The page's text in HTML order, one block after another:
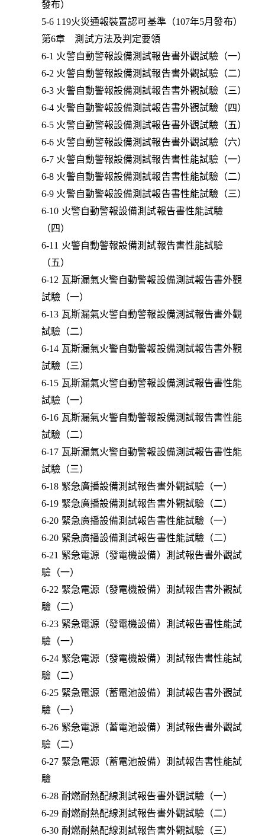
發布）
5-6 119火災通報裝置認可基準（107年5月發布）
第6章 測試方法及判定要領
6-1 火警自動警報設備測試報告書外觀試驗（一）
6-2 火警自動警報設備測試報告書外觀試驗（二）
6-3 火警自動警報設備測試報告書外觀試驗（三）
6-4 火警自動警報設備測試報告書外觀試驗（四）
6-5 火警自動警報設備測試報告書外觀試驗（五）
6-6 火警自動警報設備測試報告書外觀試驗（六）
6-7 火警自動警報設備測試報告書性能試驗（一）
6-8 火警自動警報設備測試報告書性能試驗（二）
6-9 火警自動警報設備測試報告書性能試驗（三）
6-10 火警自動警報設備測試報告書性能試驗
（四）
6-11 火警自動警報設備測試報告書性能試驗
（五）
6-12 瓦斯漏氣火警自動警報設備測試報告書外觀
試驗（一）
6-13 瓦斯漏氣火警自動警報設備測試報告書外觀
試驗（二）
6-14 瓦斯漏氣火警自動警報設備測試報告書外觀
試驗（三）
6-15 瓦斯漏氣火警自動警報設備測試報告書性能
試驗（一）
6-16 瓦斯漏氣火警自動警報設備測試報告書性能
試驗（二）
6-17 瓦斯漏氣火警自動警報設備測試報告書性能
試驗（三）
6-18 緊急廣播設備測試報告書外觀試驗（一）
6-19 緊急廣播設備測試報告書外觀試驗（二）
6-20 緊急廣播設備測試報告書性能試驗（一）
6-20 緊急廣播設備測試報告書性能試驗（二）
6-21 緊急電源（發電機設備）測試報告書外觀試
驗（一）
6-22 緊急電源（發電機設備）測試報告書外觀試
驗（二）
6-23 緊急電源（發電機設備）測試報告書性能試
驗（一）
6-24 緊急電源（發電機設備）測試報告書性能試
驗（二）
6-25 緊急電源（蓄電池設備）測試報告書外觀試
驗（一）
6-26 緊急電源（蓄電池設備）測試報告書外觀試
驗（二）
6-27 緊急電源（蓄電池設備）測試報告書性能試
驗
6-28 耐燃耐熱配線測試報告書外觀試驗（一）
6-29 耐燃耐熱配線測試報告書外觀試驗（二）
6-30 耐燃耐熱配線測試報告書外觀試驗（三）